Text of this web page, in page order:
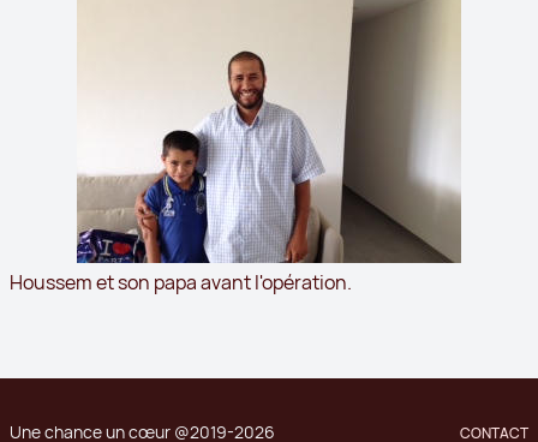
Houssem et son papa avant l'opération.
Une chance un cœur @2019-2026 CONTACT